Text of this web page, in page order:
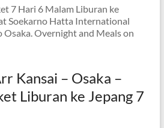
7 Hari 6 Malam Liburan ke
Soekarno Hatta International
Overnight and Meals on
Kansai – Osaka –
Liburan ke Jepang 7